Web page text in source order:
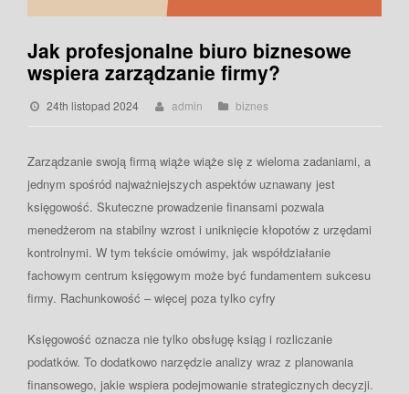
Jak profesjonalne biuro biznesowe
wspiera zarządzanie firmy?
24th listopad 2024 admin biznes
Zarządzanie swoją firmą wiąże wiąże się z wieloma zadaniami, a
jednym spośród najważniejszych aspektów uznawany jest
księgowość. Skuteczne prowadzenie finansami pozwala
menedżerom na stabilny wzrost i uniknięcie kłopotów z urzędami
kontrolnymi. W tym tekście omówimy, jak współdziałanie
fachowym centrum księgowym może być fundamentem sukcesu
firmy. Rachunkowość – więcej poza tylko cyfry
Księgowość oznacza nie tylko obsługę ksiąg i rozliczanie
podatków. To dodatkowo narzędzie analizy wraz z planowania
finansowego, jakie wspiera podejmowanie strategicznych decyzji.